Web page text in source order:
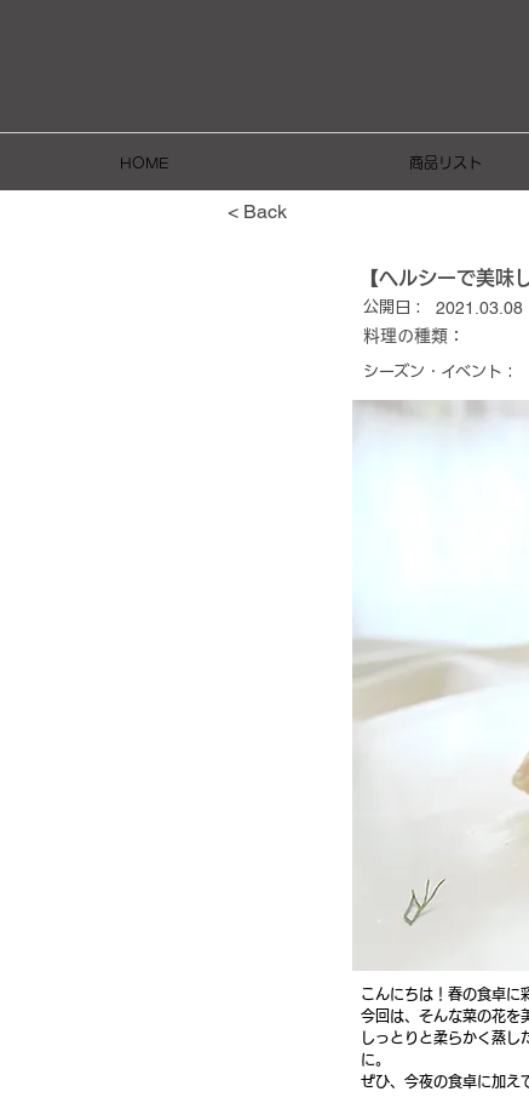
HOME 商品リスト
< Back
【ヘルシーで美味
2021.03.08
公開日 :
料理の種類：
シーズン・イベント :
こんにちは！春の食卓に
今回は、そんな菜の花を
しっとりと柔らかく蒸し
に。
ぜひ、今夜の食卓に加え